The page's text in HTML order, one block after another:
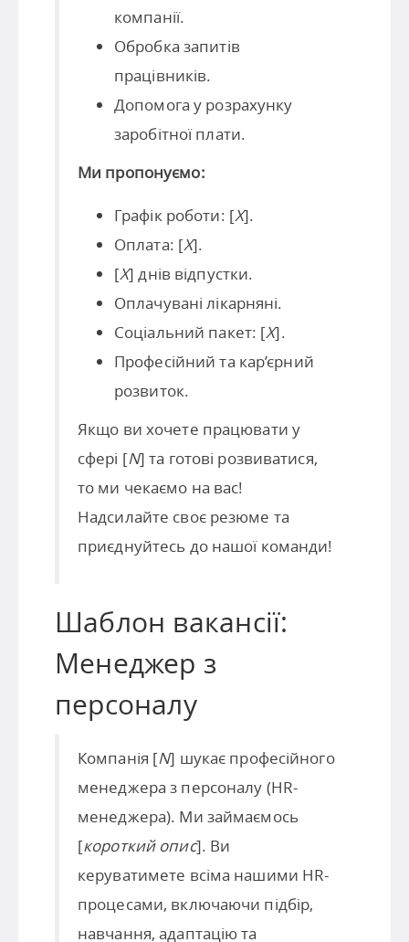
компанії.
Обробка запитів
працівників.
Допомога у розрахунку
заробітної плати.
Ми пропонуємо:
Графік роботи: [X].
Оплата: [X].
[X] днів відпустки.
Оплачувані лікарняні.
Соціальний пакет: [X].
Професійний та кар’єрний
розвиток.
Якщо ви хочете працювати у
сфері [N] та готові розвиватися,
то ми чекаємо на вас!
Надсилайте своє резюме та
приєднуйтесь до нашої команди!
Шаблон вакансії:
Менеджер з
персоналу
Компанія [N] шукає професійного
менеджера з персоналу (HR-
менеджера). Ми займаємось
[короткий опис]. Ви
керуватимете всіма нашими HR-
процесами, включаючи підбір,
навчання, адаптацію та